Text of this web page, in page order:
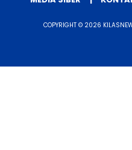
COPYRIGHT © 2026